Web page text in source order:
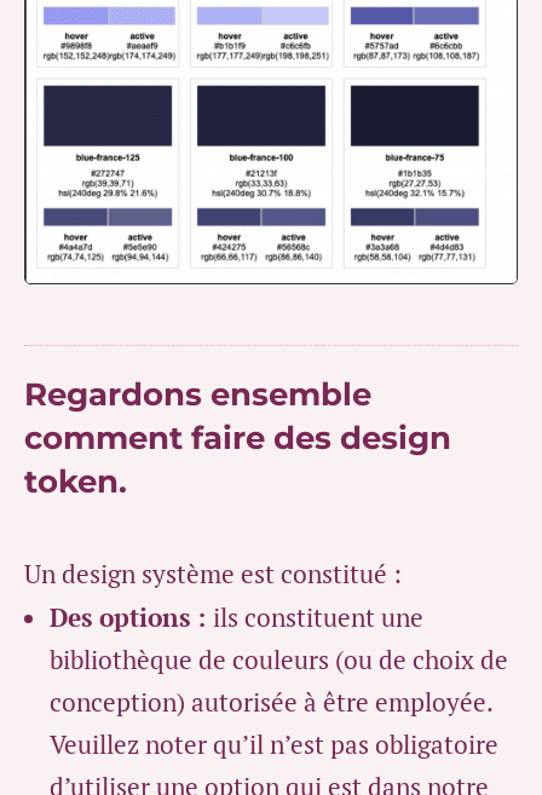
Regardons ensemble
comment faire des design
token.
Un design système est constitué :
Des options : ils constituent une
bibliothèque de couleurs (ou de choix de
conception) autorisée à être employée.
Veuillez noter qu’il n’est pas obligatoire
d’utiliser une option qui est dans notre